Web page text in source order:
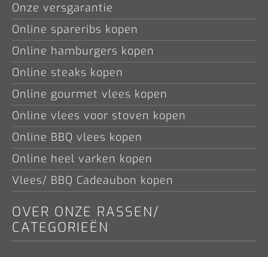
Onze versgarantie
Online spareribs kopen
Online hamburgers kopen
Online steaks kopen
Online gourmet vlees kopen
Online vlees voor stoven kopen
Online BBQ vlees kopen
Online heel varken kopen
Vlees/ BBQ Cadeaubon kopen
OVER ONZE RASSEN/
CATEGORIEËN